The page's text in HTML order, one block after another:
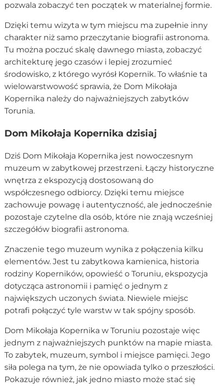
pozwala zobaczyć ten początek w materialnej formie.
Dzięki temu wizyta w tym miejscu ma zupełnie inny
charakter niż samo przeczytanie biografii astronoma.
Tu można poczuć skalę dawnego miasta, zobaczyć
architekturę jego czasów i lepiej zrozumieć
środowisko, z którego wyrósł Kopernik. To właśnie ta
wielowarstwowość sprawia, że Dom Mikołaja
Kopernika należy do najważniejszych zabytków
Torunia.
Dom Mikołaja Kopernika dzisiaj
Dziś Dom Mikołaja Kopernika jest nowoczesnym
muzeum w zabytkowej przestrzeni. Łączy historyczne
wnętrza z ekspozycją dostosowaną do
współczesnego odbiorcy. Dzięki temu miejsce
zachowuje powagę i autentyczność, ale jednocześnie
pozostaje czytelne dla osób, które nie znają wcześniej
szczegółów biografii astronoma.
Znaczenie tego muzeum wynika z połączenia kilku
elementów. Jest tu zabytkowa kamienica, historia
rodziny Koperników, opowieść o Toruniu, ekspozycja
dotycząca astronomii i pamięć o jednym z
największych uczonych świata. Niewiele miejsc
potrafi połączyć tyle warstw w tak spójny sposób.
Dom Mikołaja Kopernika w Toruniu pozostaje więc
jednym z najważniejszych punktów na mapie miasta.
To zabytek, muzeum, symbol i miejsce pamięci. Jego
siła polega na tym, że nie opowiada tylko o przeszłości.
Pokazuje również, jak jedno miasto może stać się